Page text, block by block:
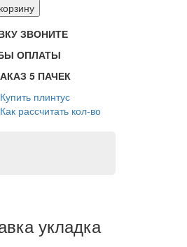
ЗВОНИТЕ
ОПЛАТЫ
5 ПАЧЕК
Купить плинтус
Как рассчитать кол-во
укладка